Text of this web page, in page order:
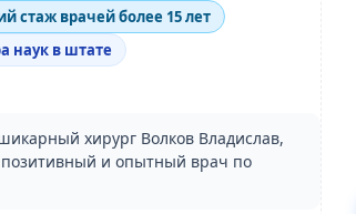
стаж врачей более 15 лет
наук в штате
хирург Волков Владислав,
позитивный и опытный врач по